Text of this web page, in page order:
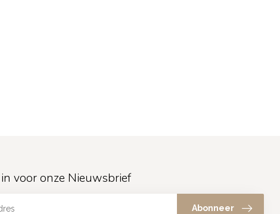
voor onze Nieuwsbrief
Abonneer